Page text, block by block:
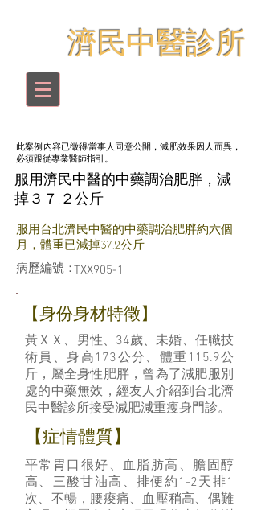
​濟民中醫診所
此案例內容已徵得當事人同意公開，減肥效果因人而異，
必須跟從專業醫師指引。
服用濟民中醫的中藥調治肥胖，減
掉３７.２公斤
服用台北濟民中醫的中藥調治肥胖約六個
月，體重已減掉37.2公斤
病歷編號：TXX905-1
​【身份身材特徵】
黃ＸＸ、男性、34歲、未婚、任職技
術員、身高173公分、體重115.9公
斤，屬全身性肥胖，曾為了減肥服別
處的中藥無效，經友人介紹到台北濟
民中醫診所接受減肥減重瘦身門診。
【症情體質】
平常胃口很好、血脂肪高、膽固醇
高、三酸甘油高、排便約1-2天排1
次、不暢，腰痠痛、血壓稍高、偶難